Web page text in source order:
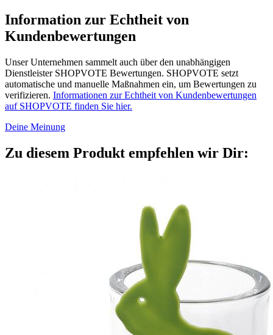
Information zur Echtheit von
Kundenbewertungen
Unser Unternehmen sammelt auch über den unabhängigen
Dienstleister SHOPVOTE Bewertungen. SHOPVOTE setzt
automatische und manuelle Maßnahmen ein, um Bewertungen zu
verifizieren. Informationen zur Echtheit von Kundenbewertungen
auf SHOPVOTE finden Sie hier.
Deine Meinung
Zu diesem Produkt empfehlen wir Dir: